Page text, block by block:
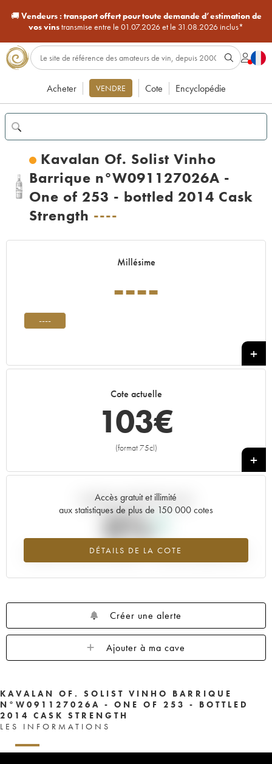
🚚Vendeurs : transport offert pour toute demande d’estimation de
vos vinstransmise entre le 01.07.2026 et le 31.08.2026 inclus*
Acheter VENDRE Cote Encyclopédie
Kavalan Of. Solist Vinho
Barrique n°W091127026A -
One of 253 - bottled 2014 Cask
Strength ----
Millésime
----
----
Cote actuelle
103€
(format 75cl)
+
Accès gratuit et illimité
aux statistiques de plus de 150 000 cotes
DÉTAILS DE LA COTE
Tendance actuelle de la cote
0%
Tendance à la hausse du millésime ---- en 2026 par rapport à 2025
Créer une alerte
Ajouter à ma cave
KAVALAN OF. SOLIST VINHO BARRIQUE
N°W091127026A - ONE OF 253 - BOTTLED
2014 CASK STRENGTH
LES INFORMATIONS